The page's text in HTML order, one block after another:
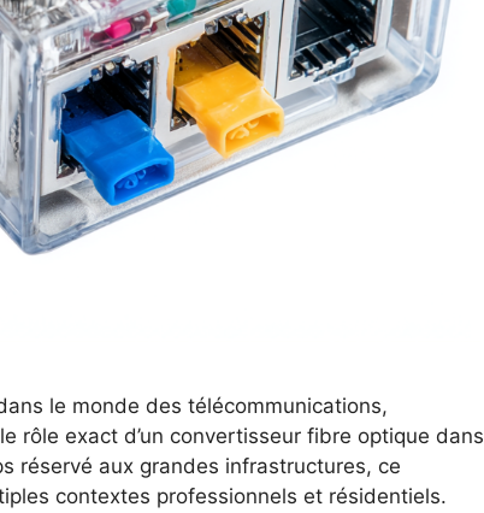
le monde des télécommunications,
rôle exact d’un convertisseur fibre optique dans
réservé aux grandes infrastructures, ce
contextes professionnels et résidentiels.